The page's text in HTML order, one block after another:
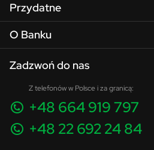
Przydatne
O Banku
Zadzwoń do nas
Z telefonów w Polsce i za granicą:
+48 664 919 797
+48 22 692 24 84